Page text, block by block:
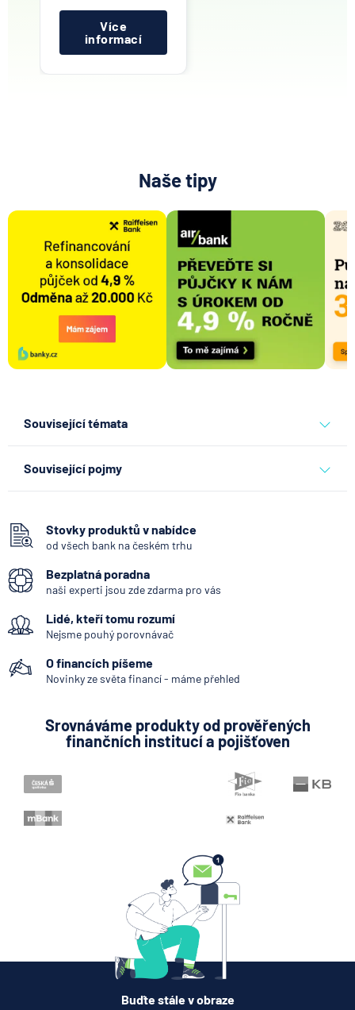
Více
informací
Naše tipy
Související témata
Související pojmy
SEPA Platba
George Česká spořitelna
Bankovní IDentita
Systémově významná banka
Pobočka zahraniční banky
Bankovní notifikace
Variabilní symbol
KYC (Know Your Customer)
Stovky produktů v nabídce
od všech bank na českém trhu
Bezplatná poradna
naši experti jsou zde zdarma pro vás
Lidé, kteří tomu rozumí
Nejsme pouhý porovnávač
O financích píšeme
Novinky ze světa financí - máme přehled
Srovnáváme produkty od prověřených
finančních institucí a pojišťoven
Buďte stále v obraze